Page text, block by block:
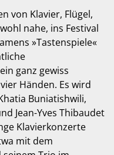
von Klavier, Flügel,
nahe, ins Festival
»Tastenspiele«
ganz gewiss
Händen. Es wird
Buniatishwili,
Jean-Yves Thibaudet
Klavierkonzerte
mit dem